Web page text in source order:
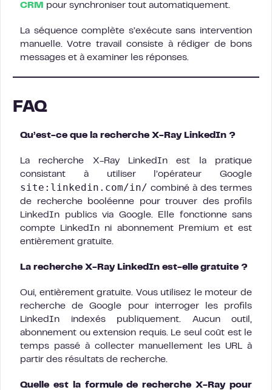
CRM pour synchroniser tout automatiquement.
La séquence complète s’exécute sans intervention
manuelle. Votre travail consiste à rédiger de bons
messages et à examiner les réponses.
FAQ
Qu’est-ce que la recherche X-Ray LinkedIn ?
La recherche X-Ray LinkedIn est la pratique
consistant à utiliser l’opérateur Google
site:linkedin.com/in/ combiné à des termes
de recherche booléenne pour trouver des profils
LinkedIn publics via Google. Elle fonctionne sans
compte LinkedIn ni abonnement Premium et est
entièrement gratuite.
La recherche X-Ray LinkedIn est-elle gratuite ?
Oui, entièrement gratuite. Vous utilisez le moteur de
recherche de Google pour interroger les profils
LinkedIn indexés publiquement. Aucun outil,
abonnement ou extension requis. Le seul coût est le
temps passé à collecter manuellement les URL à
partir des résultats de recherche.
Quelle est la formule de recherche X-Ray pour